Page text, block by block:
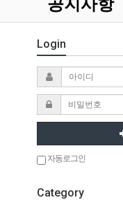
공지사항
Login
자동로그인
Category